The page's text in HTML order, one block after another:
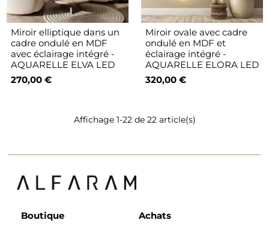
Miroir elliptique dans un
cadre ondulé en MDF
avec éclairage intégré -
AQUARELLE ELVA LED
270,00 €
Miroir ovale avec cadre
ondulé en MDF et
éclairage intégré -
AQUARELLE ELORA LED
320,00 €
Affichage 1-22 de 22 article(s)
Boutique Achats